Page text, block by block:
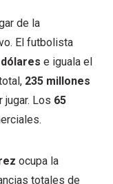
de la
El futbolista
e iguala el
235 millones
jugar. Los 65
ocupa la
totales de